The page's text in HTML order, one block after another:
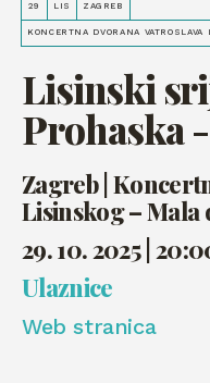
29 LIS ZAGREB
KONCERTNA DVORANA
Lisinski
Prohaska
Zagreb |
Lisinskog – Mala
29. 10. 2025 |
Ulaznice
Web stranica